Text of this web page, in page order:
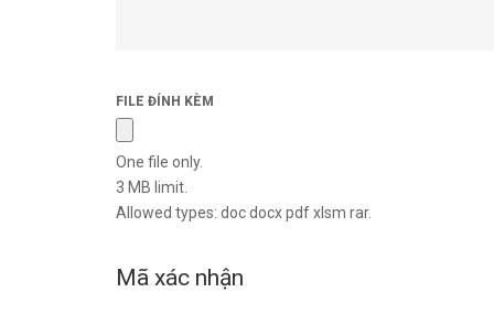
FILE ĐÍNH KÈM
One file only.
3 MB limit.
Allowed types: doc docx pdf xlsm rar.
Mã xác nhận